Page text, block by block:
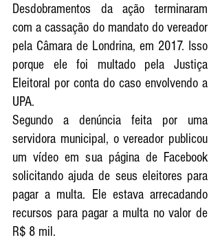
Desdobramentos da ação terminaram
com a cassação do mandato do vereador
pela Câmara de Londrina, em 2017. Isso
porque ele foi multado pela Justiça
Eleitoral por conta do caso envolvendo a
UPA.
Segundo a denúncia feita por uma
servidora municipal, o vereador publicou
um vídeo em sua página de Facebook
solicitando ajuda de seus eleitores para
pagar a multa. Ele estava arrecadando
recursos para pagar a multa no valor de
R$ 8 mil.